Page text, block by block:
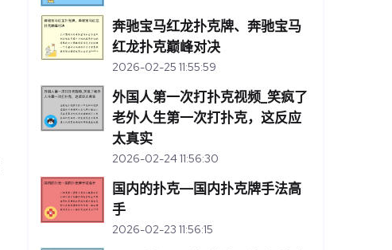
奔驰宝马红龙扑克牌、奔驰宝马
红龙扑克巅峰对决
2026-02-25 11:55:59
外国人第一次打扑克视频_笑疯了
老外人生第一次打扑克，这反应
太真实
2026-02-24 11:56:30
国内的扑克—国内扑克牌手法高
手
2026-02-23 11:56:15